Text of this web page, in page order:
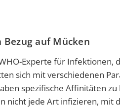
auf Mücken
Experte für Infektionen,
sich mit verschiedenen
spezifische Affinitäten
nicht jede Art infizieren, mit